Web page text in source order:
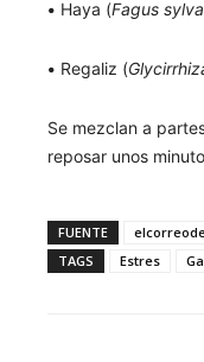
• Haya (Fagus
• Regaliz (
Se mezclan a
reposar unos
FUENTE
TAGS
Estres